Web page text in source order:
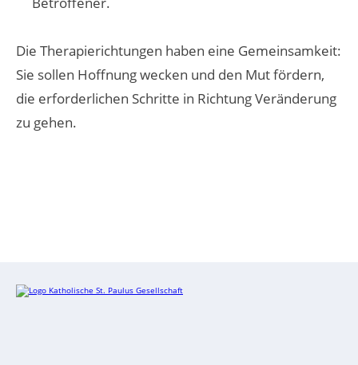
Die Therapierichtungen haben eine Gemeinsamkeit:
Sie sollen Hoffnung wecken und den Mut fördern,
die erforderlichen Schritte in Richtung Veränderung
zu gehen.